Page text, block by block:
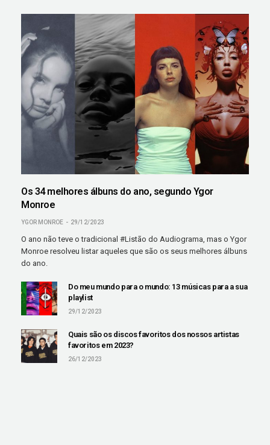
Os 34 melhores álbuns do ano, segundo Ygor
Monroe
YGOR MONROE 29/12/2023
O ano não teve o tradicional #Listão do Audiograma, mas o Ygor
Monroe resolveu listar aqueles que são os seus melhores álbuns
do ano.
Do meu mundo para o mundo: 13 músicas para a sua
playlist
29/12/2023
Quais são os discos favoritos dos nossos artistas
favoritos em 2023?
26/12/2023